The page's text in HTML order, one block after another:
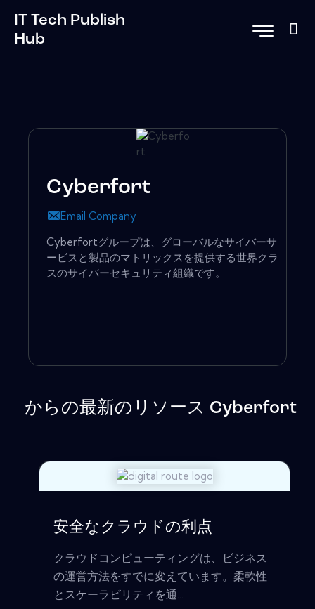
IT Tech Publish
Hub
Cyberfort
Email Company
Cyber​​fortグループは、グローバルなサイバーサ
ービスと製品のマトリックスを提供する世界クラ
スのサイバーセキュリティ組織です。
からの最新のリソース Cyberfort
安全なクラウドの利点
クラウドコンピューティングは、ビジネス
の運営方法をすでに変えています。柔軟性
とスケーラビリティを通...